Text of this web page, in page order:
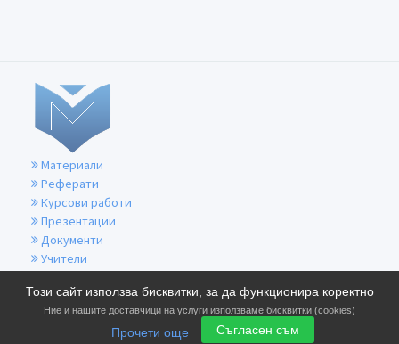
Този сайт използва бисквитки, за да функционира коректно
Ние и нашите доставчици на услуги използваме бисквитки (cookies)
Прочети още Съгласен съм
Материали
Реферати
Курсови работи
Презентации
Документи
Учители
Общи условия
Политика за бисквитките
Политика за поверителност